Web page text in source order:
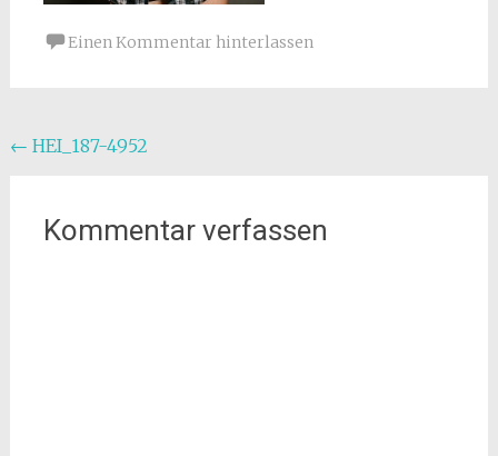
Einen Kommentar hinterlassen
Beitragsnavigation
← HEI_187-4952
Kommentar verfassen